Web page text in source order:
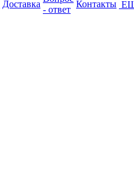
Доставка
- ответ
Контакты